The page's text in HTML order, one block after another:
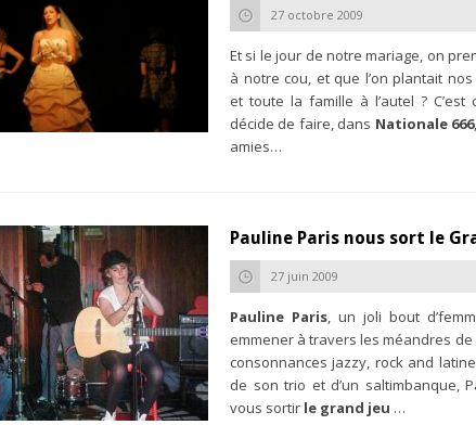
27 octobre 2009
Et si le jour de notre mariage, on
à notre cou, et que l’on plantait
et toute la famille à l’autel ? C’est
décide de faire, dans Nationale 666
amies…
Pauline Paris nous sort le
27 juin 2009
Pauline Paris, un joli bout
emmener à travers les méandres de
consonnances jazzy, rock and
de son trio et d’un saltimbanque,
vous sortir le grand jeu …